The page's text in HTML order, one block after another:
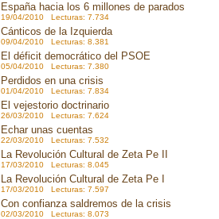
España hacia los 6 millones de parados
19/04/2010 Lecturas: 7.734
Cánticos de la Izquierda
09/04/2010 Lecturas: 8.381
El déficit democrático del PSOE
05/04/2010 Lecturas: 7.380
Perdidos en una crisis
01/04/2010 Lecturas: 7.834
El vejestorio doctrinario
26/03/2010 Lecturas: 7.624
Echar unas cuentas
22/03/2010 Lecturas: 7.532
La Revolución Cultural de Zeta Pe II
17/03/2010 Lecturas: 8.045
La Revolución Cultural de Zeta Pe I
17/03/2010 Lecturas: 7.597
Con confianza saldremos de la crisis
02/03/2010 Lecturas: 8.073